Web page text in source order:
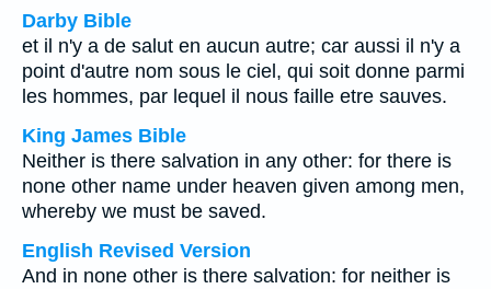
Darby Bible
et il n'y a de salut en aucun autre; car aussi il n'y a
point d'autre nom sous le ciel, qui soit donne parmi
les hommes, par lequel il nous faille etre sauves.
King James Bible
Neither is there salvation in any other: for there is
none other name under heaven given among men,
whereby we must be saved.
English Revised Version
And in none other is there salvation: for neither is